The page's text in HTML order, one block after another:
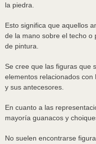
la piedra.
Esto significa que aquellos
de la mano sobre el techo o
de pintura.
Se cree que las figuras que
elementos relacionados con
y sus antecesores.
En cuanto a las
mayoría guanacos y
No suelen encontrarse